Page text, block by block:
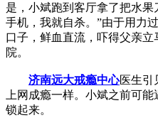
是，小斌跑到客厅拿了把水
手机，我就自杀。”由于用力
口子，鲜血直流，吓得父亲
院。
济南远大戒瘾中心医生引
上网成瘾一样。小斌之前可
锁起来。